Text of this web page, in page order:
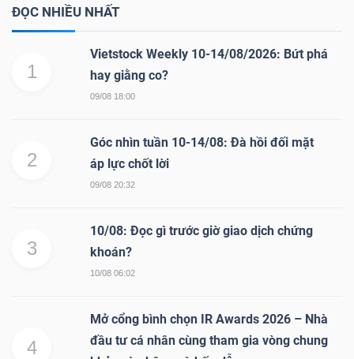
ĐỌC NHIỀU NHẤT
1
Vietstock Weekly 10-14/08/2026: Bứt phá
hay giằng co?
09/08 18:00
2
Góc nhìn tuần 10-14/08: Đà hồi đối mặt
áp lực chốt lời
09/08 20:32
3
10/08: Đọc gì trước giờ giao dịch chứng
khoán?
10/08 06:02
4
Mở cổng bình chọn IR Awards 2026 – Nhà
đầu tư cá nhân cùng tham gia vòng chung